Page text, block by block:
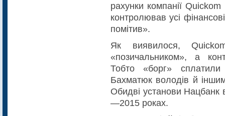
рахунки компанії
контролював усі
помітив».
Як виявилося,
«позичальником», а
Тобто «борг»
Бахматюк володів й
Обидві установи
—2015 роках.